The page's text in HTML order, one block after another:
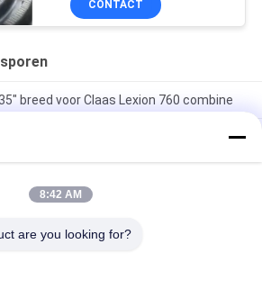
CONTACT
breed voor Claas Lexion 760 combine
Landbouw Rubber Tracks
Combine New Holland CR CX Rubber
IH STX Quadtrac Axial Flow Combine
8:42 AM
are you looking for?